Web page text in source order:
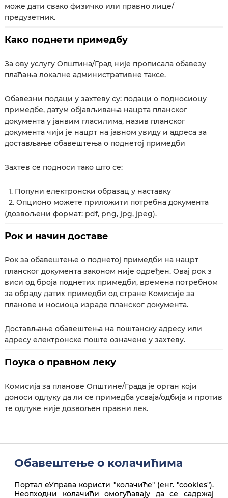
може дати свако физичко или правно лице/
предузетник.
Како поднети примедбу
За ову услугу Општина/Град није прописала обавезу
плаћања локалне административне таксе.
Обавезни подаци у захтеву су: подаци о подносиоцу
примедбе, датум објављивања нацрта планског
документа у јанвим гласилима, назив планског
документа чији је нацрт на јавном увиду и адреса за
достављање обавештења о поднетој примедби
Захтев се подноси тако што се:
1. Попуни електронски образац у наставку
2. Опционо можете приложити потребна документа
(дозвољени формат: pdf, png, jpg, jpeg).
Рок и начин доставе
Рок за обавештење о поднетој примедби на нацрт
планског документа законом није одређен. Овај рок з
виси од броја поднетих примедби, времена потребном
за обраду датих примедби од стране Комисије за
планове и носиоца израде планског документа.
Достављање обавештења на поштанску адресу или
адресу електронске поште означене у захтеву.
Поука о правном леку
Комисија за планове Општине/Града је орган који
доноси одлуку да ли се примедба усваја/одбија и против
те одлуке није дозвољен правни лек.
Обавештење о колачићима
Портал еУправа користи "колачиће" (енг. "cookies").
Неопходни колачићи омогућавају да се садржај